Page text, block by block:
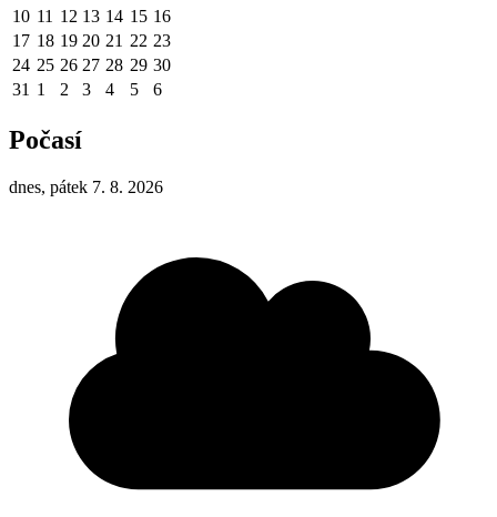
10 11 12 13 14 15 16
17 18 19 20 21 22 23
24 25 26 27 28 29 30
31 1 2 3 4 5 6
Počasí
dnes, pátek 7. 8. 2026